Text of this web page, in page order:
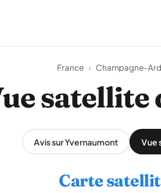
France › Champagne-
satellite
Avis sur Yvernaumont Vue
Carte